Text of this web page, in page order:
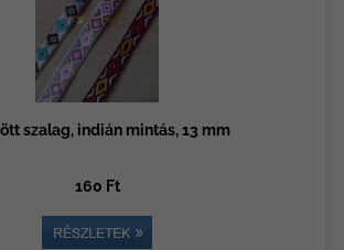
szalag, indián mintás, 13 mm
160 Ft